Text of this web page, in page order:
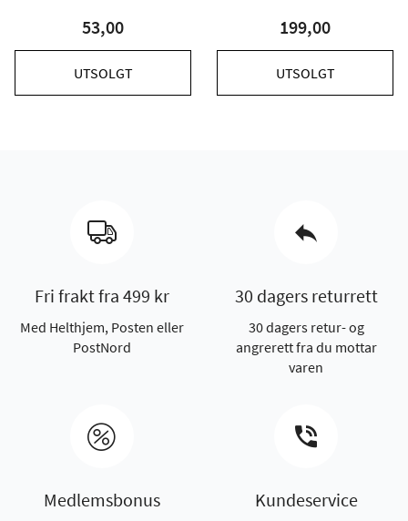
53,00
UTSOLGT
199,00
UTSOLGT
Fri frakt fra 499 kr
Med Helthjem, Posten eller
PostNord
30 dagers returrett
30 dagers retur- og
angrerett fra du mottar
varen
Medlemsbonus Kundeservice